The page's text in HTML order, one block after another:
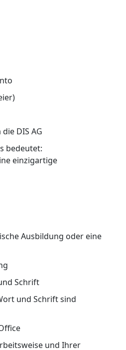
DIS AG
bedeutet:
einzigartige
Ausbildung oder eine
Schrift
und Schrift sind
und Ihrer